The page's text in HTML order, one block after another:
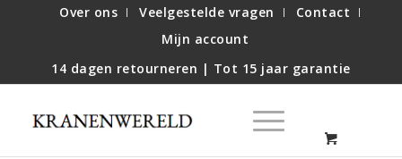
Over ons Veelgestelde vragen
Contact
Mijn account
14 dagen retourneren | Tot 15 jaar garantie